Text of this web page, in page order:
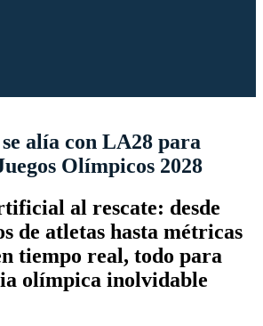
alía con LA28 para
Olímpicos 2028
al rescate: desde
de atletas hasta métricas
tiempo real, todo para
olímpica inolvidable